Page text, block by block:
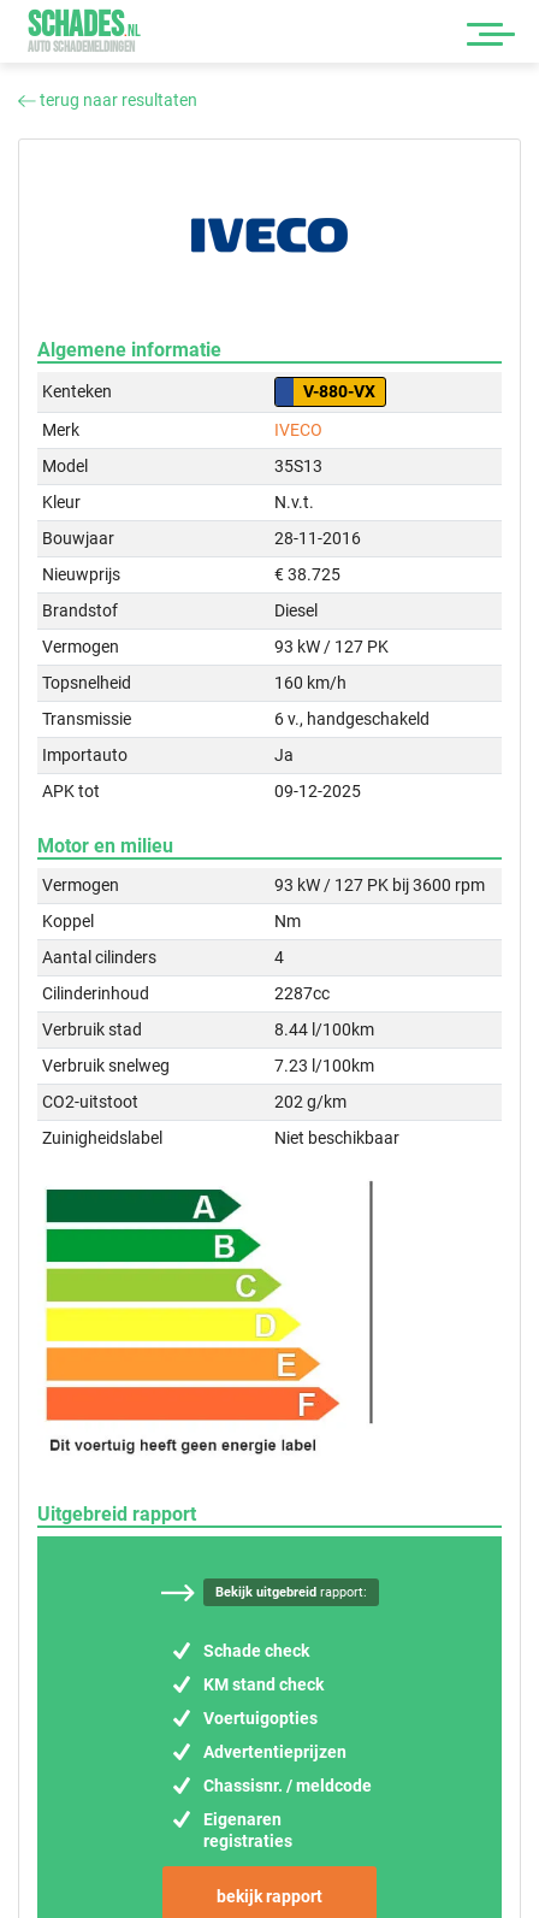
SCHADES.NL
AUTO SCHADEMELDINGEN
terug naar resultaten
Algemene informatie
Kenteken
V-880-VX
Merk
IVECO
Model
35S13
Kleur
N.v.t.
Bouwjaar
28-11-2016
Nieuwprijs
€ 38.725
Brandstof
Diesel
Vermogen
93 kW / 127 PK
Topsnelheid
160 km/h
Transmissie
6 v., handgeschakeld
Importauto
Ja
APK tot
09-12-2025
Motor en milieu
Vermogen
93 kW / 127 PK bij 3600 rpm
Koppel
Nm
Aantal cilinders
4
Cilinderinhoud
2287cc
Verbruik stad
8.44 l/100km
Verbruik snelweg
7.23 l/100km
CO2-uitstoot
202 g/km
Zuinigheidslabel
Niet beschikbaar
Uitgebreid rapport
Bekijk uitgebreidrapport:
Schade check
KM stand check
Voertuigopties
Advertentieprijzen
Chassisnr. / meldcode
Eigenaren
registraties
bekijk rapport